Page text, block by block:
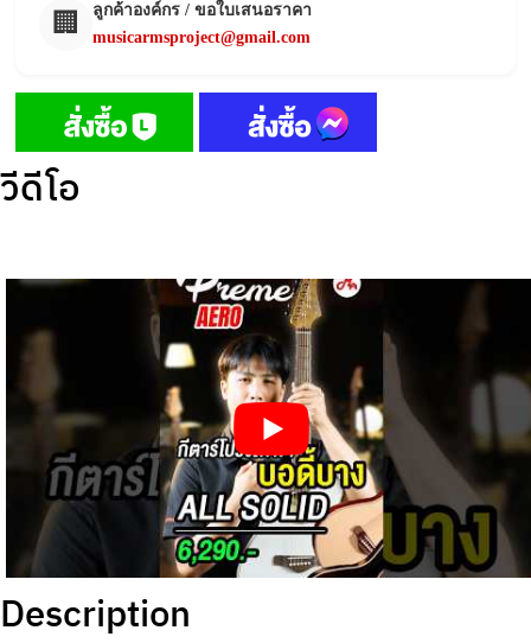
🏢
ลูกค้าองค์กร / ขอใบเสนอราคา
musicarmsproject@gmail.com
วีดีโอ
Description